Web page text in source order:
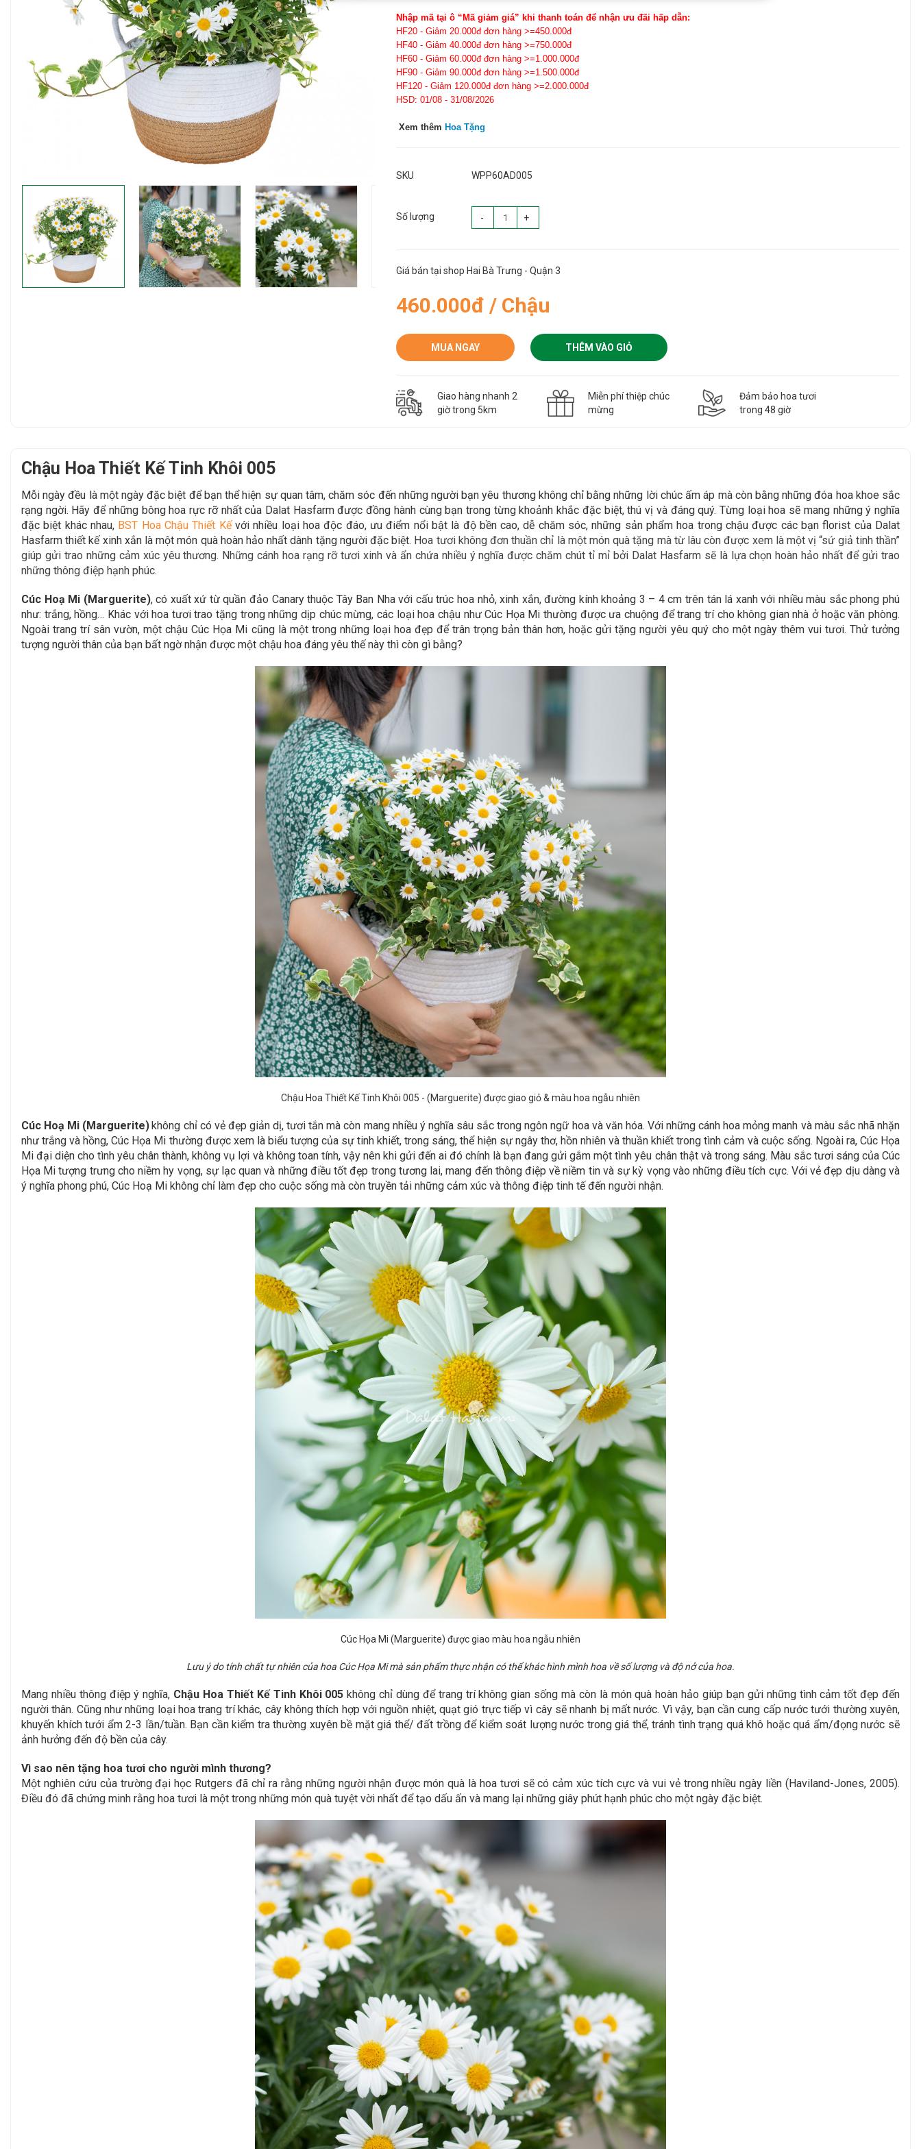
Nhập mã tại ô “Mã giảm giá” khi thanh toán để nhận ưu đãi hấp dẫn:
HF20 - Giảm 20.000đ đơn hàng >=450.000đ
HF40 - Giảm 40.000đ đơn hàng >=750.000đ
HF60 - Giảm 60.000đ đơn hàng >=1.000.000đ
HF90 - Giảm 90.000đ đơn hàng >=1.500.000đ
HF120 - Giảm 120.000đ đơn hàng >=2.000.000đ
HSD: 01/08 - 31/08/2026
Xem thêm Hoa Tặng
SKU WPP60AD005
Số lượng - +
Giá bán tại shop Hai Bà Trưng - Quận 3
460.000đ / Chậu
MUA NGAY THÊM VÀO GIỎ
Giao hàng nhanh 2
giờ trong 5km
Miễn phí thiệp chúc
mừng
Đảm bảo hoa tươi
trong 48 giờ
Chậu Hoa Thiết Kế Tinh Khôi 005
Mỗi ngày đều là một ngày đặc biệt để bạn thể hiện sự quan tâm, chăm sóc đến những người bạn yêu thương không chỉ bằng những lời chúc ấm áp mà còn bằng những đóa hoa khoe sắc
rạng ngời. Hãy đểnhững bông hoa rực rỡ nhất của Dalat Hasfarm được đồng hành cùng bạn trong từng khoảnh khắc đặc biệt, thú vị và đáng quý. Từng loại hoa sẽ mang những ý nghĩa
đặc biệt khác nhau, BST Hoa Chậu Thiết Kế với nhiều loại hoa độc đáo,ưu điểm nổi bật là độ bền cao, dễ chăm sóc, những sản phẩm hoa trong chậu được các bạn florist của Dalat
Hasfarm thiết kế xinh xắn là một món quà hoàn hảo nhất dành tặng người đặc biệt. Hoa tươi không đơn thuần chỉ là một món quà tặng mà từ lâu còn được xem là một vị “sứ giả tinh thần”
giúp gửi trao những cảm xúc yêu thương. Những cánh hoa rạng rỡ tươi xinh và ẩn chứa nhiều ý nghĩa được chăm chút tỉ mỉ bởi Dalat Hasfarm sẽ là lựa chọn hoàn hảo nhất để gửi trao
những thông điệp hạnh phúc.
Cúc Hoạ Mi (Marguerite),có xuất xứ từ quần đảo Canary thuộc Tây Ban Nha với cấu trúc hoa nhỏ, xinh xắn, đường kính khoảng 3 – 4 cm trên tán lá xanh với nhiều màu sắc phong phú
như: trắng, hồng… Khác với hoa tươi trao tặng trong những dịp chúc mừng, các loại hoa chậu như Cúc Họa Mi thường được ưa chuộng để trang trí cho không gian nhà ở hoặc văn phòng.
Ngoài trang trí sân vườn, một chậu Cúc Họa Mi cũng là một trong những loại hoa đẹp để trân trọng bản thân hơn, hoặc gửi tặng người yêu quý cho một ngày thêm vui tươi. Thử tưởng
tượng người thân của bạn bất ngờ nhận được một chậu hoa đáng yêu thế này thì còn gì bằng?
Chậu Hoa Thiết Kế Tinh Khôi 005 - (Marguerite) được giao giỏ & màu hoa ngẫu nhiên
Cúc Hoạ Mi (Marguerite) không chỉ có vẻ đẹp giản dị, tươi tắn mà còn mang nhiều ý nghĩa sâu sắc trong ngôn ngữ hoa và văn hóa. Với những cánh hoa mỏng manh và màu sắc nhã nhặn
như trắng và hồng, Cúc Họa Mi thường được xem là biểu tượng của sự tinh khiết, trong sáng, thể hiện sự ngây thơ, hồn nhiên và thuần khiết trong tình cảm và cuộc sống. Ngoài ra, Cúc Họa
Mi đại diện cho tình yêu chân thành, không vụ lợi và không toan tính, vậy nên khi gửi đến ai đó chính là bạn đang gửi gắm một tình yêu chân thật và trong sáng. Màu sắc tươi sáng của Cúc
Họa Mi tượng trưng cho niềm hy vọng, sự lạc quan và những điều tốt đẹp trong tương lai, mang đến thông điệp về niềm tin và sự kỳ vọng vào những điều tích cực. Với vẻ đẹp dịu dàng và
ý nghĩa phong phú, Cúc Hoạ Mi không chỉ làm đẹp cho cuộc sống mà còn truyền tải những cảm xúc và thông điệp tinh tế đến người nhận.
Cúc Họa Mi (Marguerite) được giao màu hoa ngẫu nhiên
Lưu ý do tính chất tự nhiên của hoa Cúc Họa Mi mà sản phẩm thực nhận có thể khác hình mình hoa về số lượng và độ nở của hoa.
Mang nhiều thông điệp ý nghĩa, Chậu Hoa Thiết Kế Tinh Khôi 005 không chỉ dùng để trang trí không gian sống mà còn là món quà hoàn hảo giúp bạn gửi những tình cảm tốt đẹp đến
người thân. Cũng như những loại hoa trang trí khác, cây không thích hợp với nguồn nhiệt, quạt gió trực tiếp vì cây sẽ nhanh bị mất nước. Vì vậy, bạn cần cung cấp nước tưới thường xuyên,
khuyến khích tưới ẩm 2-3 lần/tuần. Bạn cần kiểm tra thường xuyên bề mặt giá thể/ đất trồng để kiểm soát lượng nước trong giá thể, tránh tình trạng quá khô hoặc quá ẩm/đọng nước sẽ
ảnh hưởng đến độ bền của cây.
Vì sao nên tặng hoa tươi cho người mình thương?
Một nghiên cứu của trường đại học Rutgers đã chỉ ra rằng những người nhận được món quà là hoa tươi sẽ có cảm xúc tích cực và vui vẻ trong nhiều ngày liền (Haviland-Jones, 2005).
Điều đó đã chứng minh rằng hoa tươi là một trong những món quà tuyệt vời nhất để tạo dấu ấn và mang lại những giây phút hạnh phúc cho một ngày đặc biệt.